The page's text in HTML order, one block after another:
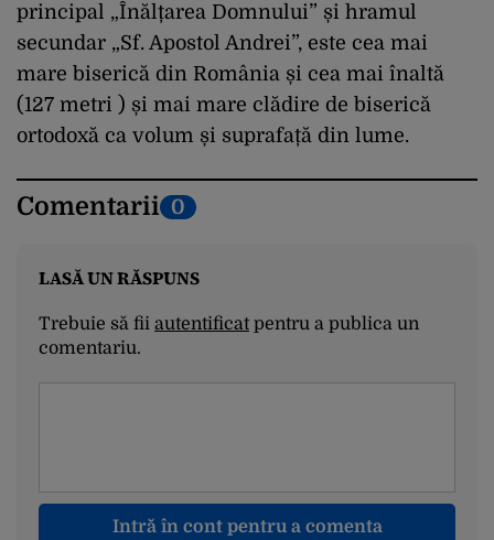
principal „Înălțarea Domnului” și hramul
secundar „Sf. Apostol Andrei”, este cea mai
mare biserică din România și cea mai înaltă
(127 metri ) și mai mare clădire de biserică
ortodoxă ca volum și suprafață din lume.
Comentarii 0
LASĂ UN RĂSPUNS
Trebuie să fii autentificatpentru a publica un
comentariu.
Intră în cont pentru a comenta